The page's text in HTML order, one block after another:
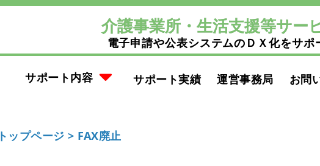
介護事業所・生活支援等サー
電子申請や公表システムのＤＸ化をサポ
サポート内容 サポート実績 運営事務局 お問
トップページ > FAX廃止